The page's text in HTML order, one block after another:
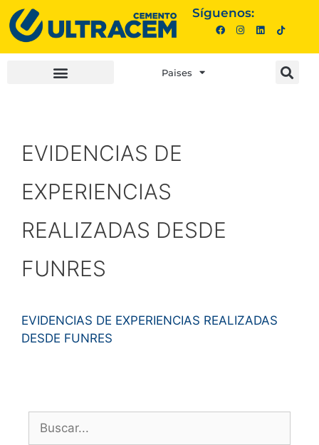
Síguenos:
Paises
EVIDENCIAS DE
EXPERIENCIAS
REALIZADAS DESDE
FUNRES
EVIDENCIAS DE EXPERIENCIAS REALIZADAS
DESDE FUNRES